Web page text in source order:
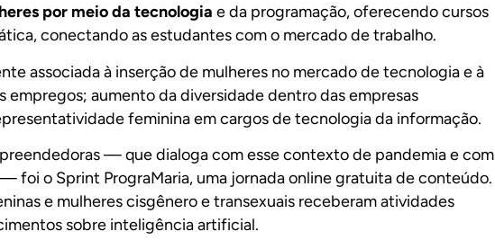
por meio da tecnologia e da programação, oferecendo cursos
conectando as estudantes com o mercado de trabalho.
associada à inserção de mulheres no mercado de tecnologia e à
empregos; aumento da diversidade dentro das empresas
feminina em cargos de tecnologia da informação.
— que dialoga com esse contexto de pandemia e com
— foi o Sprint PrograMaria, uma jornada online gratuita de conteúdo.
e mulheres cisgênero e transexuais receberam atividades
sobre inteligência artificial.